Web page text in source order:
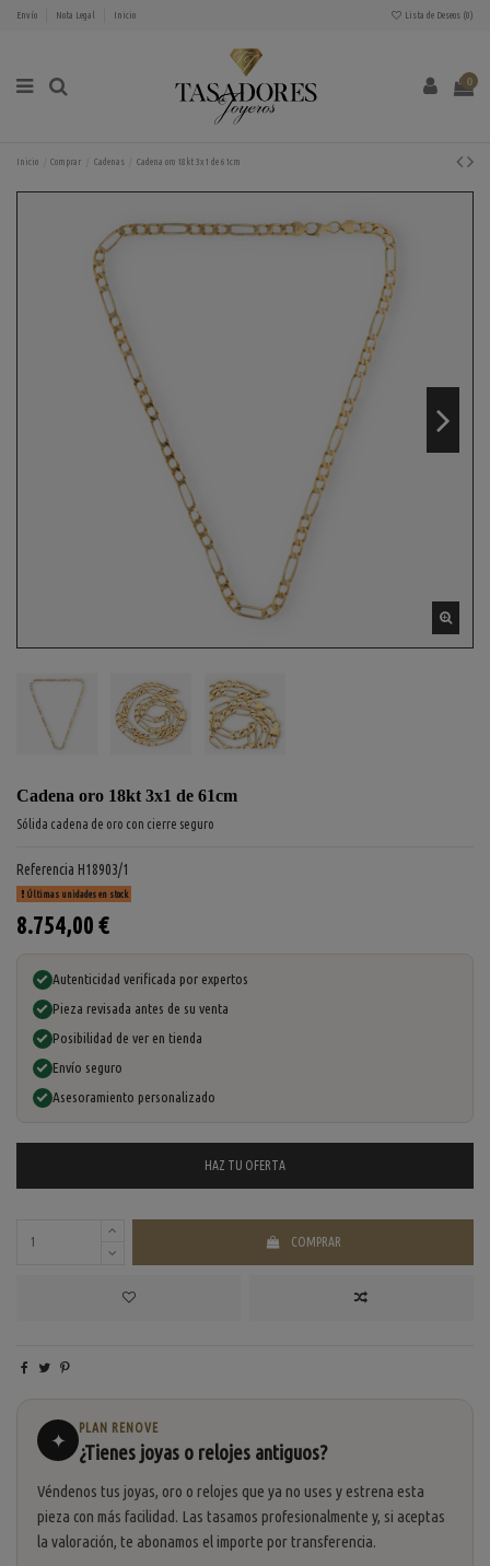
Envío Nota Legal Inicio Lista de Deseos (0)
0
Inicio Comprar Cadenas Cadena oro 18kt 3x1 de 61cm
Cadena oro 18kt 3x1 de 61cm
Sólida cadena de oro con cierre seguro
Referencia H18903/1
Últimas unidades en stock
8.754,00 €
Autenticidad verificada por expertos
Pieza revisada antes de su venta
Posibilidad de ver en tienda
Envío seguro
Asesoramiento personalizado
HAZ TU OFERTA
COMPRAR
✦
PLAN RENOVE
¿Tienes joyas o relojes antiguos?
Véndenos tus joyas, oro o relojes que ya no uses y estrena esta
pieza con más facilidad. Las tasamos profesionalmente y, si aceptas
la valoración, te abonamos el importe por transferencia.